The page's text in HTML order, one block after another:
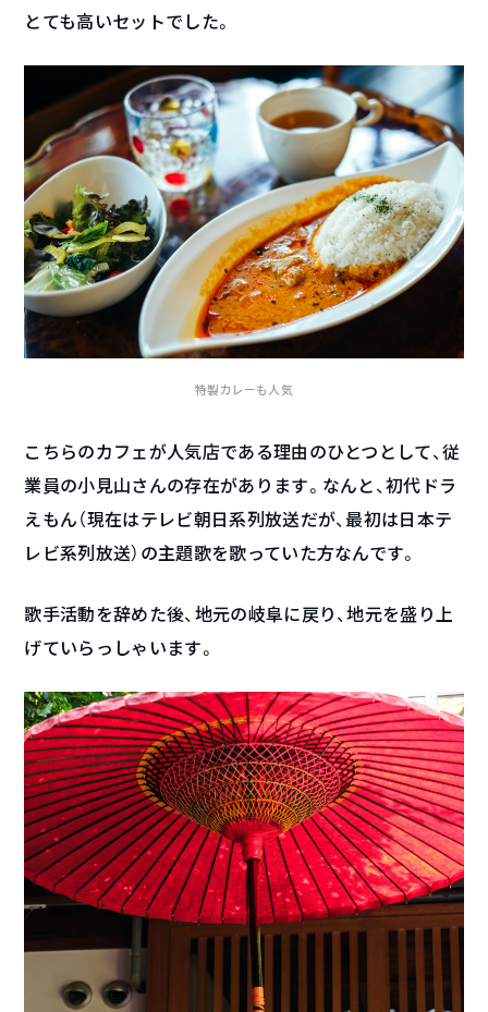
とても高いセットでした。
特製カレーも人気
こちらのカフェが人気店である理由のひとつとして、従
業員の小見山さんの存在があります。なんと、初代ドラ
えもん（現在はテレビ朝日系列放送だが、最初は日本テ
レビ系列放送）の主題歌を歌っていた方なんです。
歌手活動を辞めた後、地元の岐阜に戻り、地元を盛り上
げていらっしゃいます。